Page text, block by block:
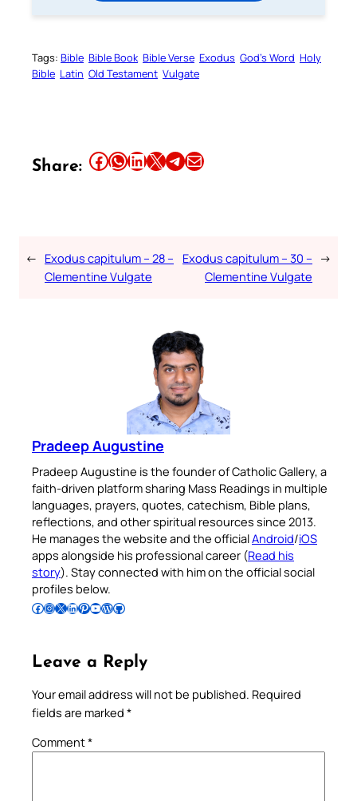
Tags: Bible Bible Book Bible Verse Exodus God’s Word Holy
Bible Latin Old Testament Vulgate
Share: Share this article on Facebook Share this article on WhatsApp Share this article on LinkedIn Share this article on X Share this article on TelegramEmail this Article
← Exodus capitulum – 28 –
Clementine Vulgate
Exodus capitulum – 30 –
Clementine Vulgate
→
Pradeep Augustine
Pradeep Augustine is the founder of Catholic Gallery, a
faith-driven platform sharing Mass Readings in multiple
languages, prayers, quotes, catechism, Bible plans,
reflections, and other spiritual resources since 2013.
He manages the website and the officialAndroid/iOS
apps alongside his professional career (Read his
story). Stay connected with him on the official social
profiles below.
Follow Pradeep on Facebook Follow Pradeep on InstagramFollow Pradeep on X Follow Pradeep on LinkedIn Follow Pradeep on Pinterest Subscribe to Pradeep’s Youtube Channel Follow Pradeep on WordPress Follow Pradeep on GitHub
Leave a Reply
Your email address will not be published. Required
fields are marked *
Comment*